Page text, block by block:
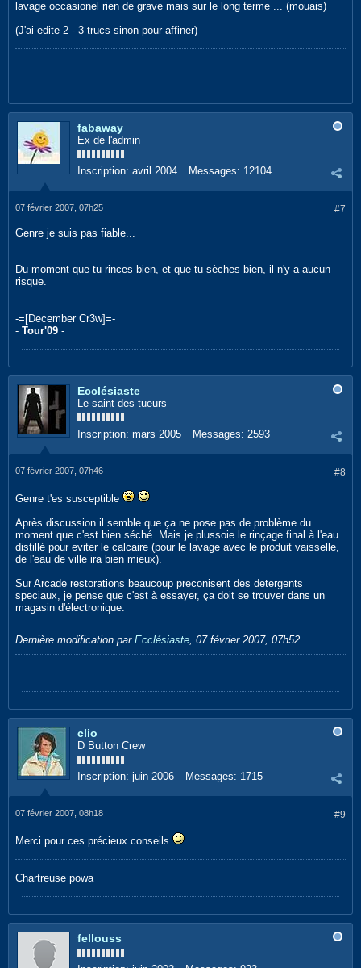
lavage occasionel rien de grave mais sur le long terme ... (mouais)
(J'ai edite 2 - 3 trucs sinon pour affiner)
fabaway
Ex de l'admin
Inscription: avril 2004 Messages: 12104
#7
07 février 2007, 07h25
Genre je suis pas fiable...
Du moment que tu rinces bien, et que tu sèches bien, il n'y a aucun
risque.
-=[December Cr3w]=-
- Tour'09 -
Ecclésiaste
Le saint des tueurs
Inscription: mars 2005 Messages: 2593
#8
07 février 2007, 07h46
Genre t'es susceptible
Après discussion il semble que ça ne pose pas de problème du
moment que c'est bien séché. Mais je plussoie le rinçage final à l'eau
distillé pour eviter le calcaire (pour le lavage avec le produit vaisselle,
de l'eau de ville ira bien mieux).
Sur Arcade restorations beaucoup preconisent des detergents
speciaux, je pense que c'est à essayer, ça doit se trouver dans un
magasin d'électronique.
Dernière modification par Ecclésiaste, 07 février 2007, 07h52.
clio
D Button Crew
Inscription: juin 2006 Messages: 1715
#9
07 février 2007, 08h18
Merci pour ces précieux conseils
Chartreuse powa
fellouss